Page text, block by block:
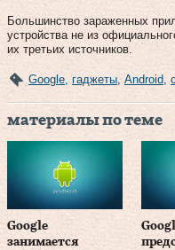
Большинство зараженных
устройства не из
их третьих источников.
Google ,гаджеты Android
материалы по теме
Google
занимается